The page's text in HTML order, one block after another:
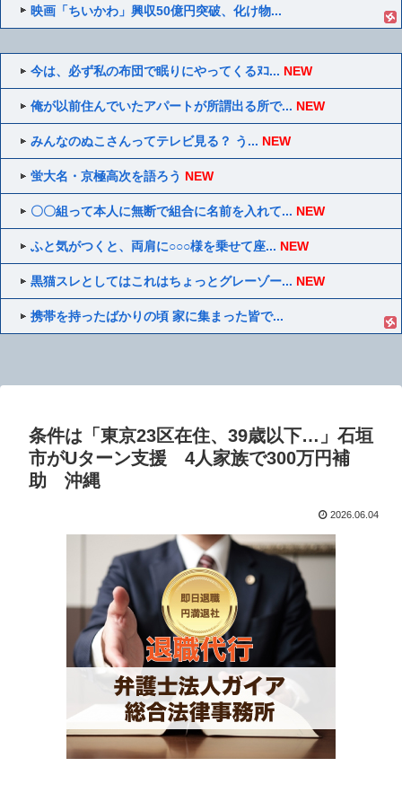
映画「ちいかわ」興収50億円突破、化け物...
今は、必ず私の布団で眠りにやってくるﾇｺ... NEW
俺が以前住んでいたアパートが所謂出る所で... NEW
みんなのぬこさんってテレビ見る？ う... NEW
蛍大名・京極高次を語ろう NEW
〇〇組って本人に無断で組合に名前を入れて... NEW
ふと気がつくと、両肩に○○○様を乗せて座... NEW
黒猫スレとしてはこれはちょっとグレーゾー... NEW
携帯を持ったばかりの頃 家に集まった皆で...
条件は「東京23区在住、39歳以下…」石垣
市がUターン支援 4人家族で300万円補
助 沖縄
2026.06.04